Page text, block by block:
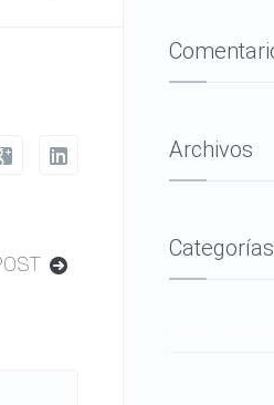
Archivos
Categorías